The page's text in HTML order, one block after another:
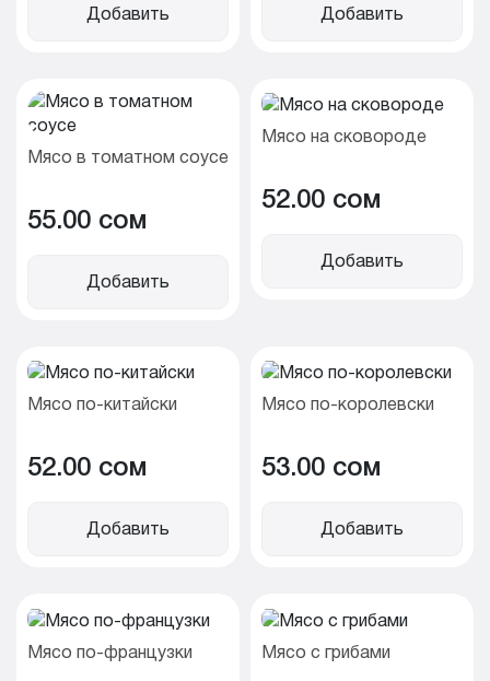
Добавить Добавить
Мясо в томатном соусе
55.00 cом
Добавить
Мясо на сковороде
52.00 cом
Добавить
Мясо по-китайски
52.00 cом
Добавить
Мясо по-королевски
53.00 cом
Добавить
Мясо по-французки Мясо с грибами